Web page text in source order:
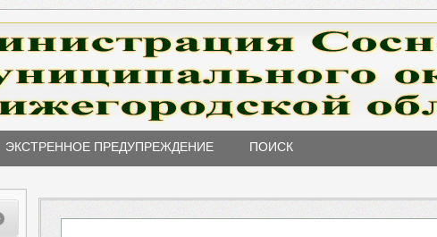
ЭКСТРЕННОЕ ПРЕДУПРЕЖДЕНИЕ ПОИСК